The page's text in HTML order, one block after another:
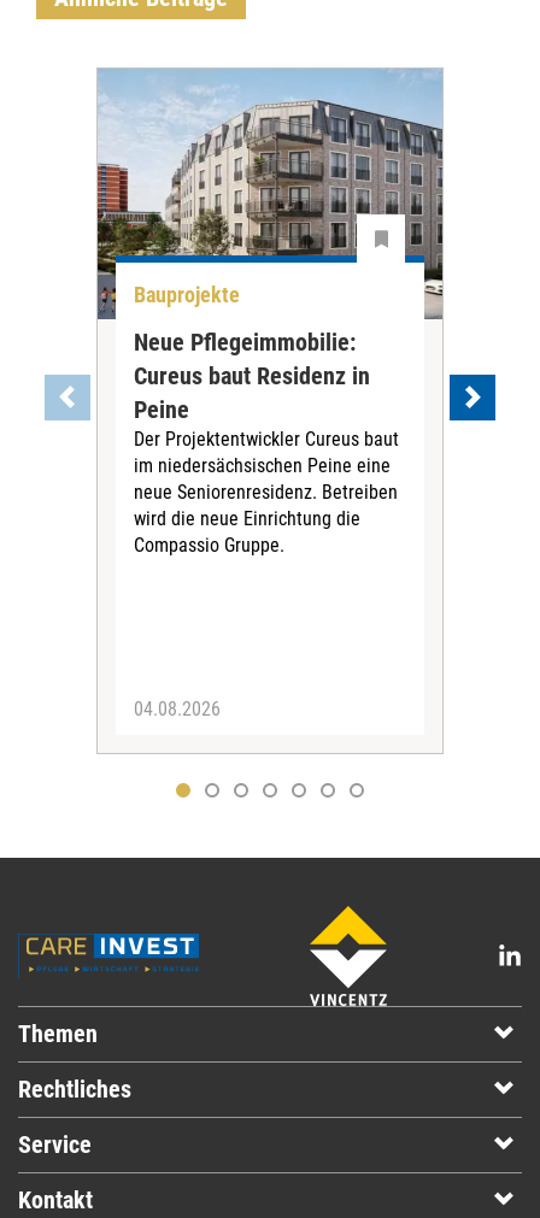
Bauprojekte
Neue Pflegeimmobilie:
Cureus baut Residenz in
Peine
Der Projektentwickler Cureus baut
im niedersächsischen Peine eine
neue Seniorenresidenz. Betreiben
wird die neue Einrichtung die
Compassio Gruppe.
04.08.2026
Themen
Rechtliches
Service
Kontakt